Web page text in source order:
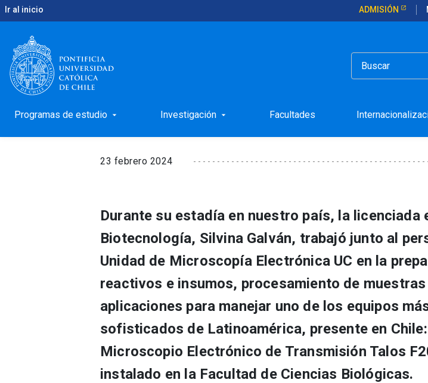
Ir al inicio ADMISIÓN
Programas de estudio arrow_drop_down Investigación arrow_drop_down Facultades
Inicio
INVESTIGACIÓN
Una enriquecedora experiencia de
23 febrero 2024
Durante su estadía en nuestro país, la licenciada
Biotecnología, Silvina Galván, trabajó junto al
Unidad de Microscopía Electrónica UC en la
reactivos e insumos, procesamiento de muestras
aplicaciones para manejar uno de los equipos
sofisticados de Latinoamérica, presente en Chile:
Microscopio Electrónico de Transmisión Talos
instalado en la Facultad de Ciencias Biológicas.